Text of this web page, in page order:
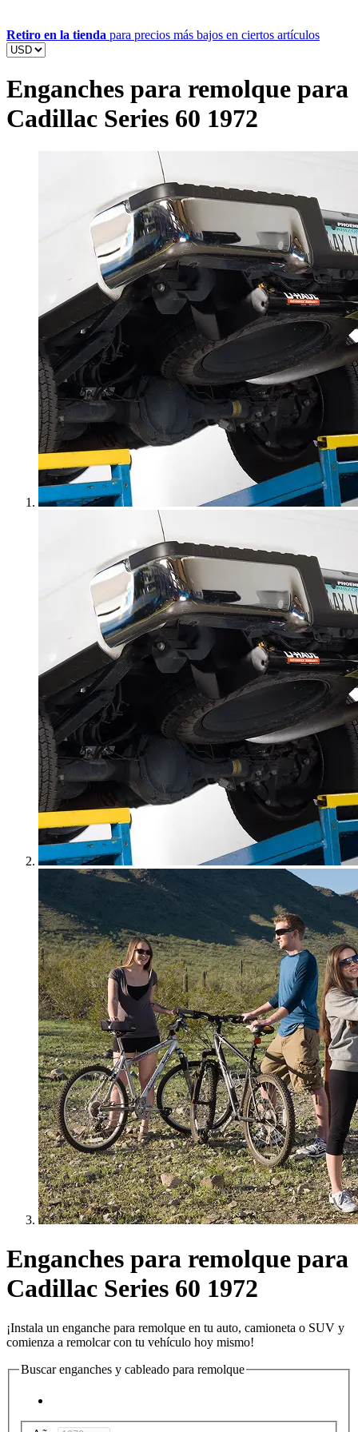
Retiro en la tienda para precios más bajos en ciertos artículos
Enganches para remolque para
Cadillac Series 60 1972
Enganches para remolque para
Cadillac Series 60 1972
¡Instala un enganche para remolque en tu auto, camioneta o SUV y
comienza a remolcar con tu vehículo hoy mismo!
Buscar enganches y cableado para remolque